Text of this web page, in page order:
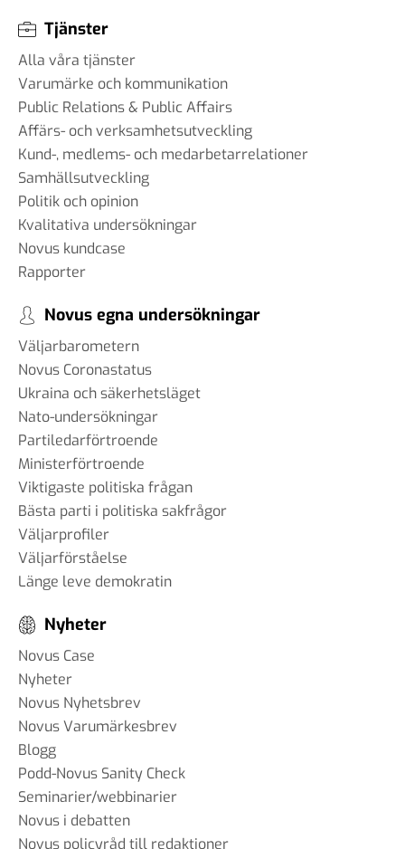
Tjänster
Alla våra tjänster
Varumärke och kommunikation
Public Relations & Public Affairs
Affärs- och verksamhetsutveckling
Kund-, medlems- och medarbetarrelationer
Samhällsutveckling
Politik och opinion
Kvalitativa undersökningar
Novus kundcase
Rapporter
Novus egna undersökningar
Väljarbarometern
Novus Coronastatus
Ukraina och säkerhetsläget
Nato-undersökningar
Partiledarförtroende
Ministerförtroende
Viktigaste politiska frågan
Bästa parti i politiska sakfrågor
Väljarprofiler
Väljarförståelse
Länge leve demokratin
Nyheter
Novus Case
Nyheter
Novus Nyhetsbrev
Novus Varumärkesbrev
Blogg
Podd-Novus Sanity Check
Seminarier/webbinarier
Novus i debatten
Novus policyråd till redaktioner